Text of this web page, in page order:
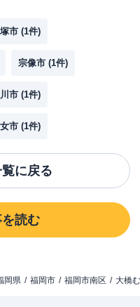
市 (1件)
宗像市 (1件)
市 (1件)
市 (1件)
に戻る
読む
岡県 福岡市 福岡市南区 大橋